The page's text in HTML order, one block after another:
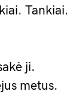
Tankiai.
ji.
metus.